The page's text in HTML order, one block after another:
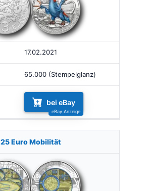
17.02.2021
65.000 (Stempelglanz)
bei eBay
25 Euro Mobilität